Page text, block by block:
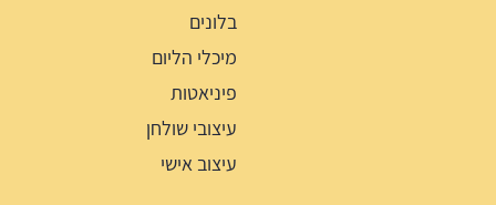
בלונים
מיכלי הליום
פיניאטות
עיצובי שולחן
עיצוב אישי